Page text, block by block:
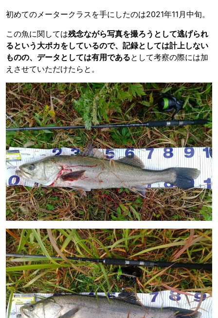
初めてのメータークラスを手にしたのは2021年11月中旬。
この魚に関しては残念ながら写真を撮ろうとして逃げられ
るという大ポカをしているので、記録としては計上しない
ものの、データとしては有用であるとして考察の際には加
えさせていただけたらと。